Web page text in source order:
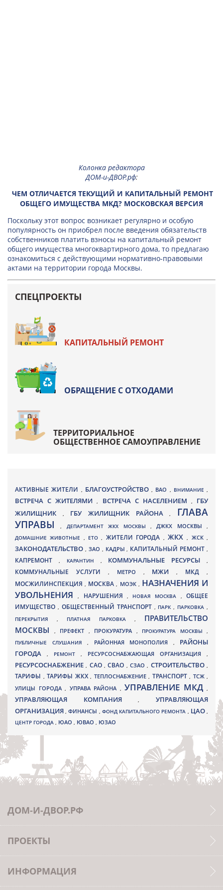
Колонка редактора
ДОМ-и-ДВОР.рф:
ЧЕМ ОТЛИЧАЕТСЯ ТЕКУЩИЙ И КАПИТАЛЬНЫЙ РЕМОНТ
ОБЩЕГО ИМУЩЕСТВА МКД? МОСКОВСКАЯ ВЕРСИЯ
Поскольку этот вопрос возникает регулярно и особую
популярность он приобрел после введения обязательств
собственников платить взносы на капитальный ремонт
общего имущества многоквартирного дома, то предлагаю
ознакомиться с действующими нормативно-правовыми
актами на территории города Москвы.
СПЕЦПРОЕКТЫ
КАПИТАЛЬНЫЙ РЕМОНТ
ОБРАЩЕНИЕ С ОТХОДАМИ
ТЕРРИТОРИАЛЬНОЕ
ОБЩЕСТВЕННОЕ САМОУПРАВЛЕНИЕ
АКТИВНЫЕ ЖИТЕЛИ , БЛАГОУСТРОЙСТВО , ВАО , ВНИМАНИЕ ,
ВСТРЕЧА С ЖИТЕЛЯМИ, ВСТРЕЧА С НАСЕЛЕНИЕМ , ГБУ
ЖИЛИЩНИК
, ГБУ ЖИЛИЩНИК РАЙОНА, ГЛАВА
УПРАВЫ, ДЕПАРТАМЕНТ ЖКХ МОСКВЫ ,ДЖКХ МОСКВЫ ,
ДОМАШНИЕ ЖИВОТНЫЕ , ЕТО, ЖИТЕЛИ ГОРОДА , ЖКХ, ЖСК,
ЗАКОНОДАТЕЛЬСТВО , ЗАО , КАДРЫ, КАПИТАЛЬНЫЙ РЕМОНТ ,
КАПРЕМОНТ , КАРАНТИН , КОММУНАЛЬНЫЕ РЕСУРСЫ,
КОММУНАЛЬНЫЕ УСЛУГИ , МЕТРО , МЖИ, МКД ,
МОСЖИЛИНСПЕКЦИЯ, МОСКВА , МОЭК , НАЗНАЧЕНИЯ И
УВОЛЬНЕНИЯ, НАРУШЕНИЯ , НОВАЯ МОСКВА ,ОБЩЕЕ
ИМУЩЕСТВО , ОБЩЕСТВЕННЫЙ ТРАНСПОРТ , ПАРК, ПАРКОВКА ,
ПЕРЕКРЫТИЯ , ПЛАТНАЯ ПАРКОВКА , ПРАВИТЕЛЬСТВО
МОСКВЫ
, ПРЕФЕКТ , ПРОКУРАТУРА , ПРОКУРАТУРА МОСКВЫ ,
ПУБЛИЧНЫЕ СЛУШАНИЯ , РАЙОННАЯ МОНОПОЛИЯ , РАЙОНЫ
ГОРОДА
, РЕМОНТ , РЕСУРСОСНАБЖАЮЩАЯ ОРГАНИЗАЦИЯ ,
РЕСУРСОСНАБЖЕНИЕ, САО,СВАО ,СЗАО, СТРОИТЕЛЬСТВО,
ТАРИФЫ , ТАРИФЫ ЖКХ , ТЕПЛОСНАБЖЕНИЕ , ТРАНСПОРТ , ТСЖ ,
УЛИЦЫ ГОРОДА , УПРАВА РАЙОНА , УПРАВЛЕНИЕ МКД ,
УПРАВЛЯЮЩАЯ КОМПАНИЯ,УПРАВЛЯЮЩАЯ
ОРГАНИЗАЦИЯ,ФИНАНСЫ , ФОНД КАПИТАЛЬНОГО РЕМОНТА , ЦАО,
ЦЕНТР ГОРОДА , ЮАО , ЮВАО , ЮЗАО
ДОМ-И-ДВОР.РФ
ПРОЕКТЫ
ИНФОРМАЦИЯ